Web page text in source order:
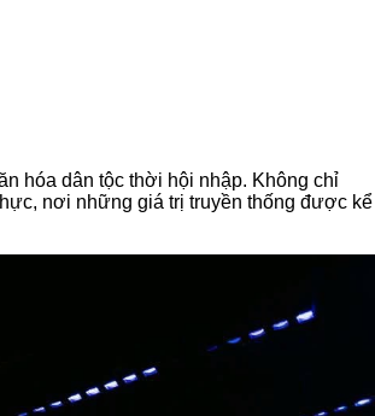
hóa dân tộc thời hội nhập. Không chỉ
nơi những giá trị truyền thống được kể